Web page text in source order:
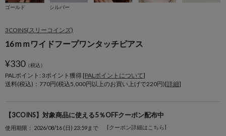
ゴールド シルバー
3COINS(スリーコインズ)
16ｍｍワイドフープワンタッチピアス
¥330（税込）
PALポイント: 3ポイント獲得 [PALポイントについて]
送料(税込)：770円(税込5,000円以上のお買い上げで220円)[詳細]
【3COINS】対象商品に使える5％OFFクーポン配布中
使用期限： 2026/08/16 (日) 23:59まで [クーポン詳細はこちら]